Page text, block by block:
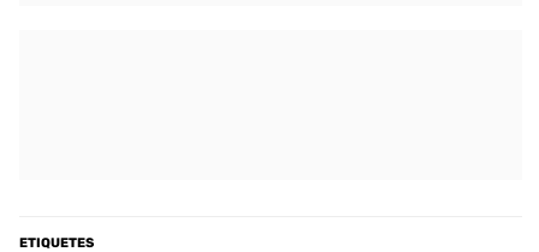
ETIQUETES